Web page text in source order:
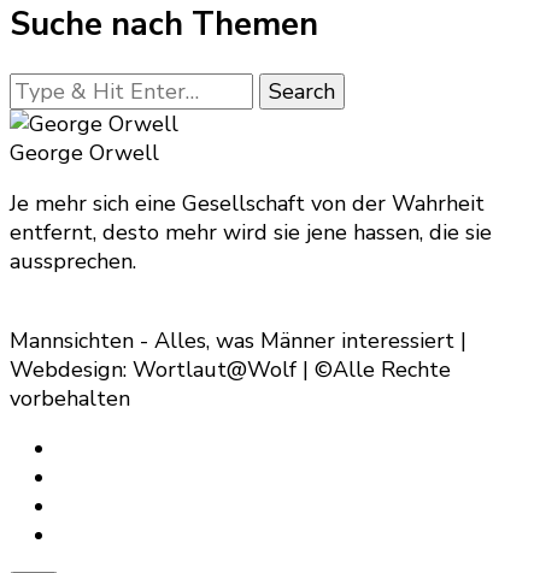
Suche nach Themen
Looking
for
Something?
George Orwell
Je mehr sich eine Gesellschaft von der Wahrheit
entfernt, desto mehr wird sie jene hassen, die sie
aussprechen.
Mannsichten - Alles, was Männer interessiert |
Webdesign: Wortlaut@Wolf | ©Alle Rechte
vorbehalten